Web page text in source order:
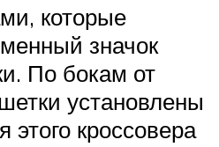
которые
значок
По бокам от
установлены
этого кроссовера